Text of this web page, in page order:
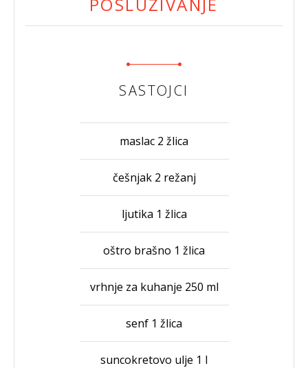
SASTOJCI
maslac 2 žlica
češnjak 2 režanj
ljutika 1 žlica
oštro brašno 1 žlica
vrhnje za kuhanje 250 ml
senf 1 žlica
suncokretovo ulje 1 l